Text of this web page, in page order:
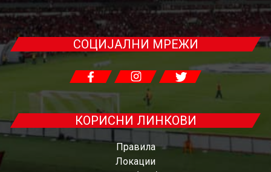
СОЦИЈАЛНИ МРЕЖИ
КОРИСНИ ЛИНКОВИ
Правила
Локации